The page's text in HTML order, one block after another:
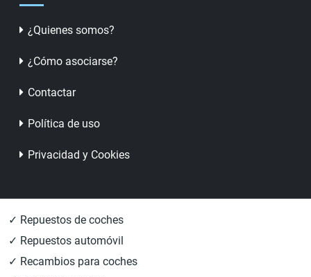
¿Quienes somos?
¿Cómo asociarse?
Contactar
Política de uso
Privacidad y Cookies
✓ Repuestos de coches
✓ Repuestos automóvil
✓ Recambios para coches